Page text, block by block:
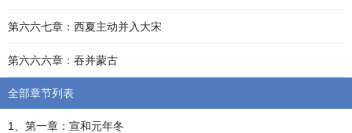
第六六七章：西夏主动并入大宋
第六六六章：吞并蒙古
全部章节列表
1、第一章：宣和元年冬